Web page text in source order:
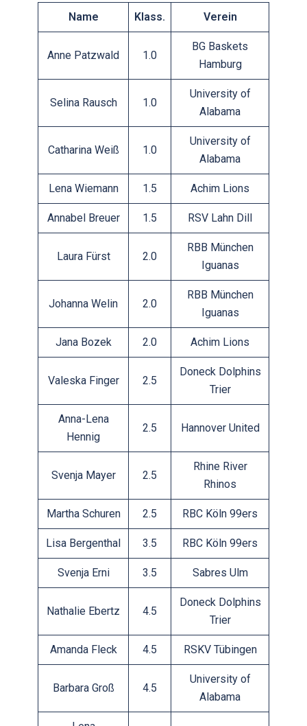
Name Klass. Verein
Anne Patzwald 1.0
BG Baskets
Hamburg
Selina Rausch 1.0
University of
Alabama
Catharina Weiß 1.0
University of
Alabama
Lena Wiemann 1.5 Achim Lions
Annabel Breuer 1.5 RSV Lahn Dill
Laura Fürst 2.0
RBB München
Iguanas
Johanna Welin 2.0
RBB München
Iguanas
Jana Bozek 2.0 Achim Lions
Valeska Finger 2.5
Doneck Dolphins
Trier
Anna-Lena
Hennig
2.5 Hannover United
Svenja Mayer 2.5
Rhine River
Rhinos
Martha Schuren 2.5 RBC Köln 99ers
Lisa Bergenthal 3.5 RBC Köln 99ers
Svenja Erni 3.5 Sabres Ulm
Nathalie Ebertz 4.5
Doneck Dolphins
Trier
Amanda Fleck 4.5 RSKV Tübingen
Barbara Groß 4.5
University of
Alabama